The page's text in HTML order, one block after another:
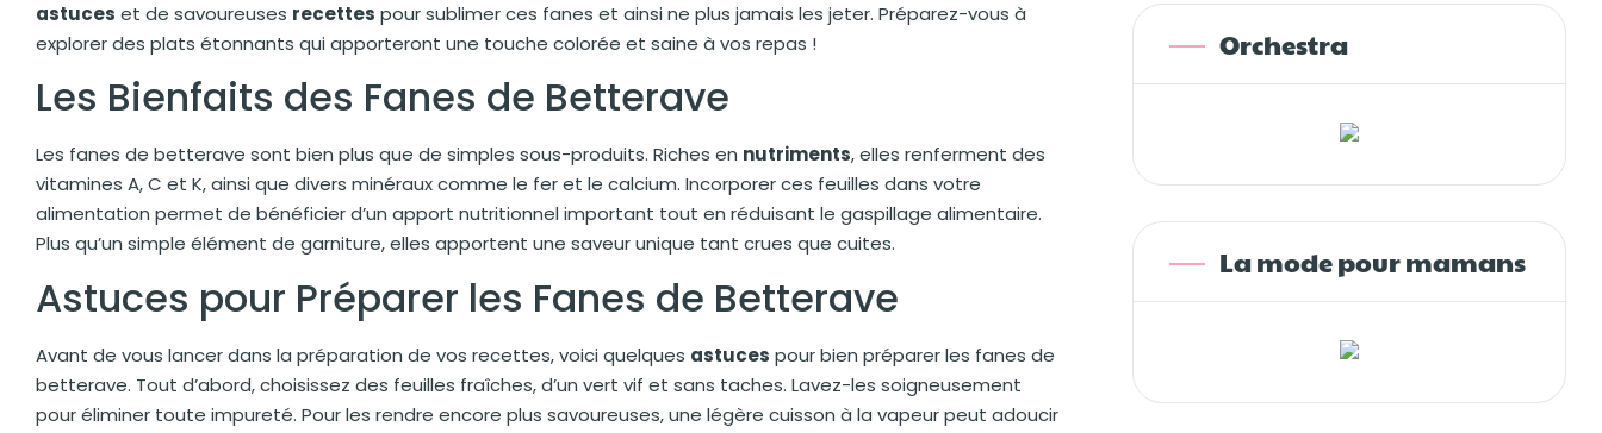
astuces et de savoureuses recettes pour sublimer ces fanes et ainsi ne plus jamais les jeter. Préparez-vous à
explorer des plats étonnants qui apporteront une touche colorée et saine à vos repas !
Les Bienfaits des Fanes de Betterave
Les fanes de betterave sont bien plus que de simples sous-produits. Riches en nutriments, elles renferment des
vitamines A, C et K, ainsi que divers minéraux comme le fer et le calcium. Incorporer ces feuilles dans votre
alimentation permet de bénéficier d’un apport nutritionnel important tout en réduisant le gaspillage alimentaire.
Plus qu’un simple élément de garniture, elles apportent une saveur unique tant crues que cuites.
Astuces pour Préparer les Fanes de Betterave
Avant de vous lancer dans la préparation de vos recettes, voici quelques astuces pour bien préparer les fanes de
betterave. Tout d’abord, choisissez des feuilles fraîches, d’un vert vif et sans taches. Lavez-les soigneusement
pour éliminer toute impureté. Pour les rendre encore plus savoureuses, une légère cuisson à la vapeur peut adoucir
Orchestra
La mode pour mamans